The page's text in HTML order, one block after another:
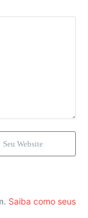
Saiba como seus